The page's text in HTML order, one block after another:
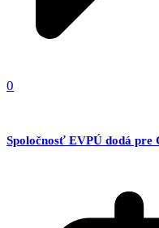
0
Spoločnosť EVPÚ dodá